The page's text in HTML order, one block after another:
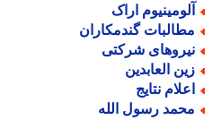
اراک
گندمکاران
شرکتی
العابدین
نتایج
رسول الله